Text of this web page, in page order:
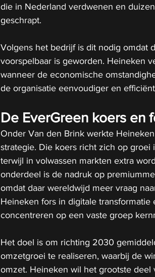
die in Nederland verdwenen en
geschrapt.
Volgens het bedrijf is dit nodig omdat
voorspelbaar is geworden. Heineken
wanneer de economische
de organisatie eenvoudiger en
De EverGreen koers en
Onder Van den Brink werkte
strategie. Die koers richt zich op
terwijl in volwassen markten extra
onderdeel is de nadruk op
omdat daar wereldwijd meer vraag
Heineken fors in digitale
concentreren op een vaste groep
Het doel is om richting 2030
omzetgroei te realiseren, waarbij de
omzet. Heineken wil het grootste